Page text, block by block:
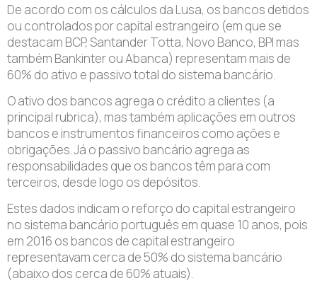
De acordo com os cálculos da Lusa, os bancos detidos
ou controlados por capital estrangeiro (em que se
destacam BCP, Santander Totta, Novo Banco, BPI mas
também Bankinter ou Abanca) representam mais de
60% do ativo e passivo total do sistema bancário.
O ativo dos bancos agrega o crédito a clientes (a
principal rubrica), mas também aplicações em outros
bancos e instrumentos financeiros como ações e
obrigações. Já o passivo bancário agrega as
responsabilidades que os bancos têm para com
terceiros, desde logo os depósitos.
Estes dados indicam o reforço do capital estrangeiro
no sistema bancário português em quase 10 anos, pois
em 2016 os bancos de capital estrangeiro
representavam cerca de 50% do sistema bancário
(abaixo dos cerca de 60% atuais).